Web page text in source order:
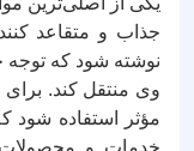
جذاب و متقاعد
نوشته شود که توجه
وی منتقل کند. برای
مؤثر استفاده شود
خدمات و محصولات